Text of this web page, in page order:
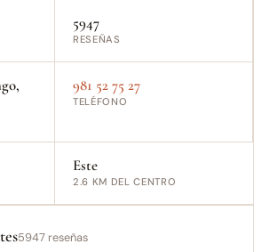
5947
RESEÑAS
981 52 75 27
TELÉFONO
Este
2.6 KM DEL CENTRO
5947 reseñas